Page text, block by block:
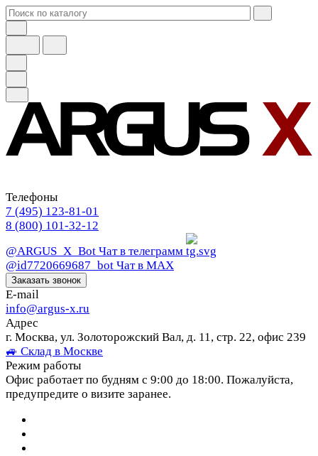
Телефоны
7 (495) 123-81-01
8 (800) 101-32-12
@ARGUS_X_Bot Чат в телеграмм
@id7720669687_bot Чат в МАХ
Заказать звонок
E-mail
info@argus-x.ru
Адрес
г. Москва, ул. Золоторожский Вал, д. 11, стр. 22, офис 239
🚙 Склад в Москве
Режим работы
Офис работает по будням с 9:00 до 18:00. Пожалуйста,
предупредите о визите заранее.